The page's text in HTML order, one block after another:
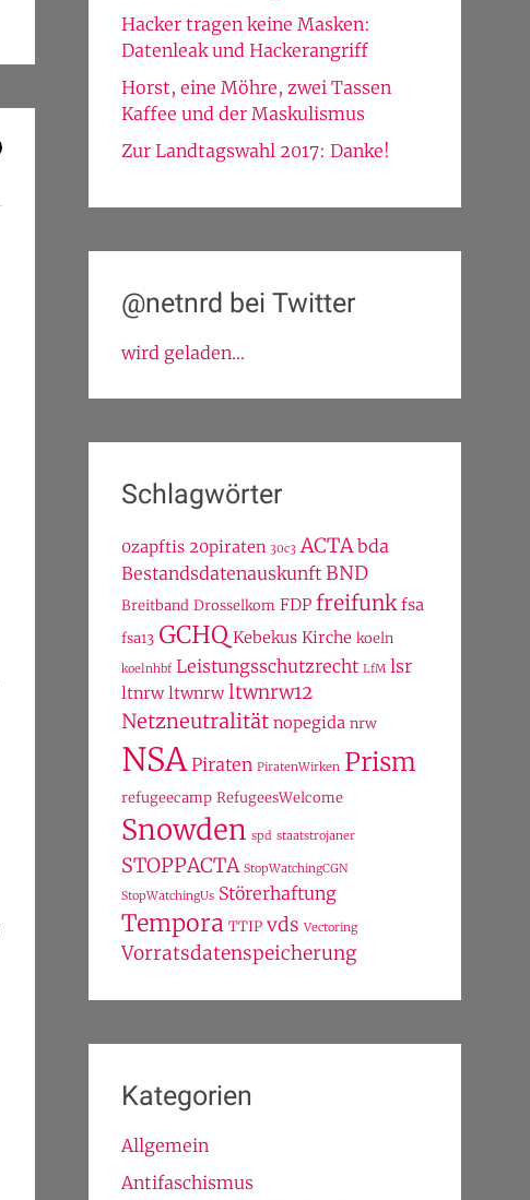
Hacker tragen keine Masken:
Datenleak und Hackerangriff
Horst, eine Möhre, zwei Tassen
Kaffee und der Maskulismus
Zur Landtagswahl 2017: Danke!
@netnrd bei Twitter
wird geladen...
Schlagwörter
0zapftis 20piraten 30c3 ACTA bda
Bestandsdatenauskunft BND
Breitband Drosselkom FDP freifunk fsa
fsa13 GCHQ Kebekus Kirche koeln
koelnhbf Leistungsschutzrecht LfM lsr
ltnrw ltwnrw ltwnrw12
Netzneutralität nopegida nrw
NSA Piraten PiratenWirken Prism
refugeecamp RefugeesWelcome
Snowden spd staatstrojaner
STOPPACTA StopWatchingCGN
StopWatchingUs Störerhaftung
Tempora TTIP vds Vectoring
Vorratsdatenspeicherung
Kategorien
Allgemein
Antifaschismus